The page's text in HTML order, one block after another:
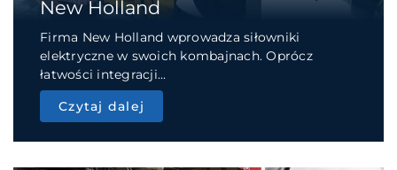
New Holland
Firma New Holland wprowadza siłowniki
elektryczne w swoich kombajnach. Oprócz
łatwości integracji...
Czytaj dalej